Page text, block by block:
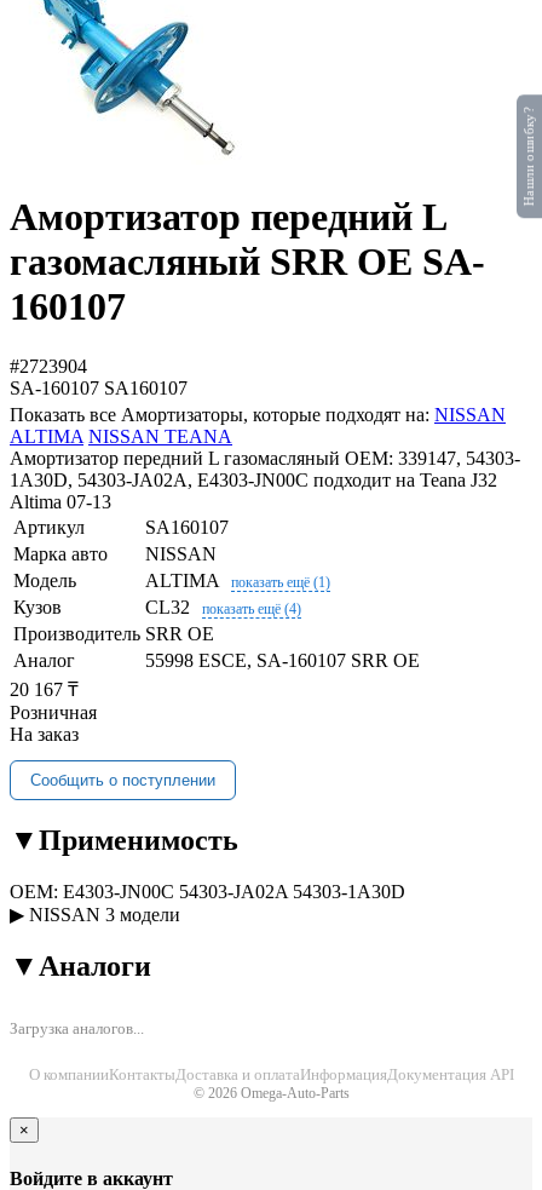
Амортизатор передний L
газомасляный SRR OE SA-
160107
#2723904
SA-160107 SA160107
Показать все Амортизаторы, которые подходят на: NISSAN
ALTIMA NISSAN TEANA
Амортизатор передний L газомасляный OEM: 339147, 54303-
1A30D, 54303-JA02A, E4303-JN00C подходит на Teana J32
Altima 07-13
Артикул
SA160107
Марка авто
NISSAN
Модель
ALTIMA показать ещё (1)
Кузов CL32 показать ещё (4)
Производитель SRR OE
Аналог
55998 ESCE, SA-160107 SRR OE
20 167 ₸
Розничная
На заказ
Сообщить о поступлении
▼Применимость
OEM: E4303-JN00C 54303-JA02A 54303-1A30D
▶ NISSAN 3 модели
▼ Аналоги
Загрузка аналогов...
О компанииКонтактыДоставка и оплатаИнформацияДокументация API
© 2026 Omega-Auto-Parts
×
Войдите в аккаунт
Нашли ошибку?